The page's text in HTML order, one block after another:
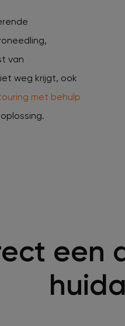
van
weg krijgt, ook
met behulp
een